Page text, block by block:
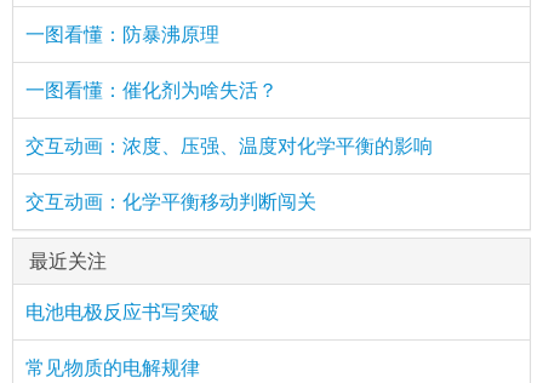
一图看懂：防暴沸原理
一图看懂：催化剂为啥失活？
交互动画：浓度、压强、温度对化学平衡的影响
交互动画：化学平衡移动判断闯关
最近关注
电池电极反应书写突破
常见物质的电解规律